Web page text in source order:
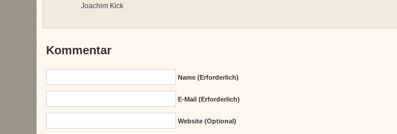
Joachim Kick
Kommentar
Name (erforderlich)
E-Mail (erforderlich)
Website (Optional)